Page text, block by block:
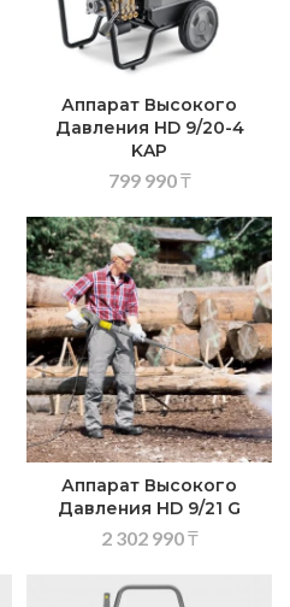
Аппарат Высокого
Давления HD 9/20-4
KAP
799 990₸
Аппарат Высокого
Давления HD 9/21 G
2 302 990₸